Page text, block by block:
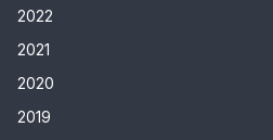
2022
2021
2020
2019